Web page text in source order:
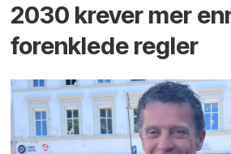
2030 krever mer
forenklede regler